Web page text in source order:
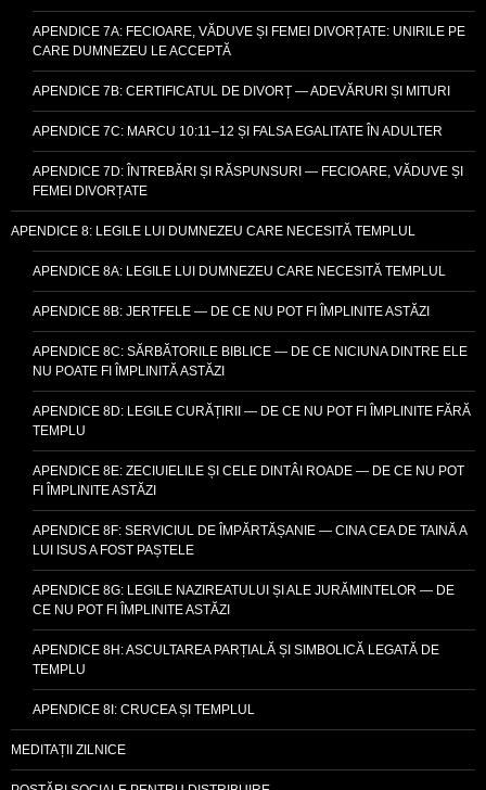
APENDICE 7A: FECIOARE, VĂDUVE ȘI FEMEI DIVORȚATE: UNIRILE PE
CARE DUMNEZEU LE ACCEPTĂ
APENDICE 7B: CERTIFICATUL DE DIVORȚ — ADEVĂRURI ȘI MITURI
APENDICE 7C: MARCU 10:11–12 ȘI FALSA EGALITATE ÎN ADULTER
APENDICE 7D: ÎNTREBĂRI ȘI RĂSPUNSURI — FECIOARE, VĂDUVE ȘI
FEMEI DIVORȚATE
APENDICE 8: LEGILE LUI DUMNEZEU CARE NECESITĂ TEMPLUL
APENDICE 8A: LEGILE LUI DUMNEZEU CARE NECESITĂ TEMPLUL
APENDICE 8B: JERTFELE — DE CE NU POT FI ÎMPLINITE ASTĂZI
APENDICE 8C: SĂRBĂTORILE BIBLICE — DE CE NICIUNA DINTRE ELE
NU POATE FI ÎMPLINITĂ ASTĂZI
APENDICE 8D: LEGILE CURĂȚIRII — DE CE NU POT FI ÎMPLINITE FĂRĂ
TEMPLU
APENDICE 8E: ZECIUIELILE ȘI CELE DINTÂI ROADE — DE CE NU POT
FI ÎMPLINITE ASTĂZI
APENDICE 8F: SERVICIUL DE ÎMPĂRTĂȘANIE — CINA CEA DE TAINĂ A
LUI ISUS A FOST PAȘTELE
APENDICE 8G: LEGILE NAZIREATULUI ȘI ALE JURĂMINTELOR — DE
CE NU POT FI ÎMPLINITE ASTĂZI
APENDICE 8H: ASCULTAREA PARȚIALĂ ȘI SIMBOLICĂ LEGATĂ DE
TEMPLU
APENDICE 8I: CRUCEA ȘI TEMPLUL
MEDITAȚII ZILNICE